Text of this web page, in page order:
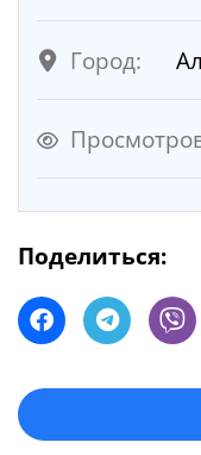
Город:
Поделиться: